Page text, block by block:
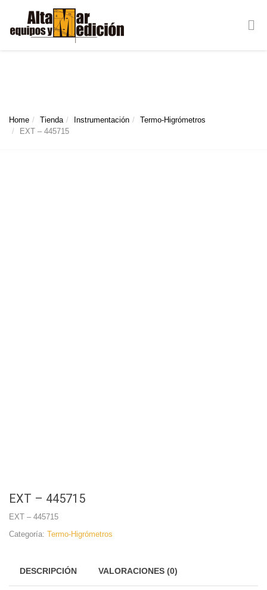
Home Tienda Instrumentación
Termo-Higrómetros
EXT – 445715
EXT – 445715
EXT – 445715
Categoría: Termo-Higrómetros
DESCRIPCIÓN VALORACIONES (0)